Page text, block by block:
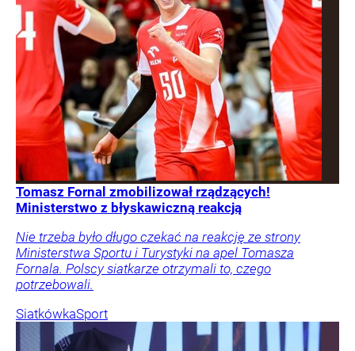
Tomasz Fornal zmobilizował rządzących!
Ministerstwo z błyskawiczną reakcją
Nie trzeba było długo czekać na reakcję ze strony
Ministerstwa Sportu i Turystyki na apel Tomasza
Fornala. Polscy siatkarze otrzymali to, czego
potrzebowali.
SiatkówkaSport